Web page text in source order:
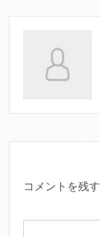
コメントを残す